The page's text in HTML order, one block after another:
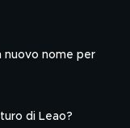
nuovo nome per
di Leao?